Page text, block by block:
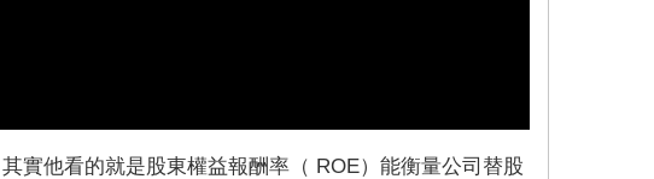
實他看的就是股東權益報酬率（ ROE）能衡量公司替股